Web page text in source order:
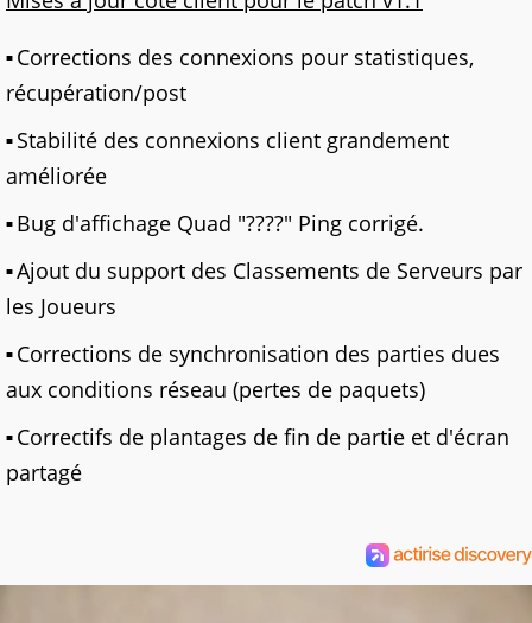
Corrections des connexions pour statistiques,
récupération/post
Stabilité des connexions client grandement
améliorée
Bug d'affichage Quad "????" Ping corrigé.
Ajout du support des Classements de Serveurs par
les Joueurs
Corrections de synchronisation des parties dues
aux conditions réseau (pertes de paquets)
Correctifs de plantages de fin de partie et d'écran
partagé